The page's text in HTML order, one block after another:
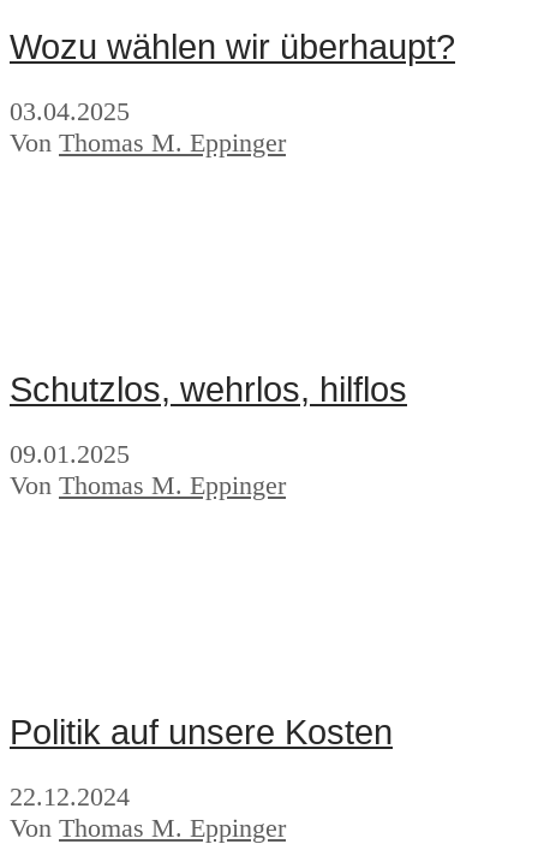
Wozu wählen wir überhaupt?
03.04.2025
Von Thomas M. Eppinger
Schutzlos, wehrlos, hilflos
09.01.2025
Von Thomas M. Eppinger
Politik auf unsere Kosten
22.12.2024
Von Thomas M. Eppinger